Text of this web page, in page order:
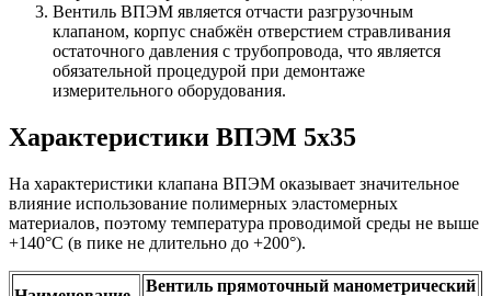
Вентиль ВПЭМ является отчасти разгрузочным
клапаном, корпус снабжён отверстием стравливания
остаточного давления с трубопровода, что является
обязательной процедурой при демонтаже
измерительного оборудования.
Характеристики ВПЭМ 5х35
На характеристики клапана ВПЭМ оказывает значительное
влияние использование полимерных эластомерных
материалов, поэтому температура проводимой среды не выше
+140°С (в пике не длительно до +200°).
Вентиль прямоточный манометрический